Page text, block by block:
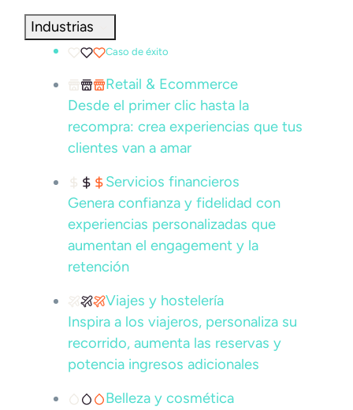
Industrias
Caso de éxito
Retail & Ecommerce
Desde el primer clic hasta la
recompra: crea experiencias que tus
clientes van a amar
Servicios financieros
Genera confianza y fidelidad con
experiencias personalizadas que
aumentan el engagement y la
retención
Viajes y hostelería
Inspira a los viajeros, personaliza su
recorrido, aumenta las reservas y
potencia ingresos adicionales
Belleza y cosmética